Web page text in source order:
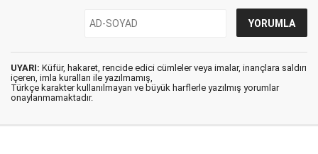
UYARI: Küfür, hakaret, rencide edici cümleler veya imalar, inançlara saldırı
içeren, imla kuralları ile yazılmamış,
Türkçe karakter kullanılmayan ve büyük harflerle yazılmış yorumlar
onaylanmamaktadır.